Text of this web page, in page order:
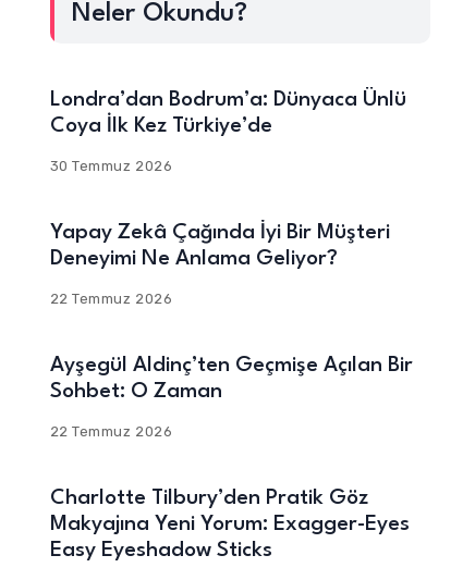
Neler Okundu?
Londra’dan Bodrum’a: Dünyaca Ünlü
Coya İlk Kez Türkiye’de
30 Temmuz 2026
Yapay Zekâ Çağında İyi Bir Müşteri
Deneyimi Ne Anlama Geliyor?
22 Temmuz 2026
Ayşegül Aldinç’ten Geçmişe Açılan Bir
Sohbet: O Zaman
22 Temmuz 2026
Charlotte Tilbury’den Pratik Göz
Makyajına Yeni Yorum: Exagger-Eyes
Easy Eyeshadow Sticks